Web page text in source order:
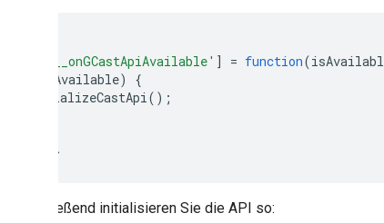
'__onGCastApiAvailable' ] = function(
isAvailable)
{
initializeCastApi();
Anschließend initialisieren Sie die API so: